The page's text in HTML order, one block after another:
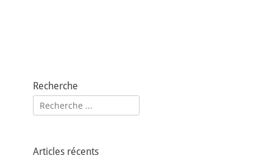
Recherche
Rechercher :
Articles récents